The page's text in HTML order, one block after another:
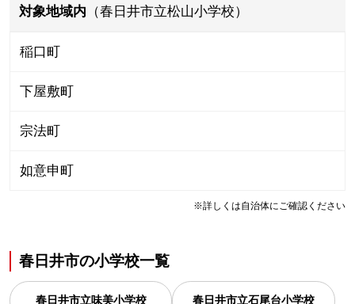
対象地域内 （春日井市立松山小学校）
稲口町
下屋敷町
宗法町
如意申町
※詳しくは自治体にご確認ください
春日井市の小学校一覧
春日井市立味美小学校 春日井市立石尾台小学校